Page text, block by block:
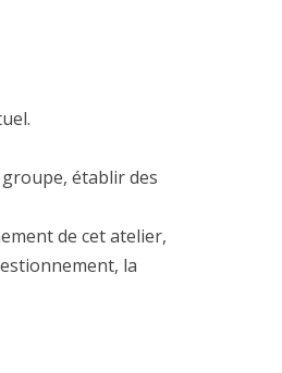
établir des
de cet atelier,
la